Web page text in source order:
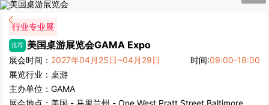
行业专业展
推荐 美国桌游展览会GAMA Expo
展会时间： 2027年04月25日~04月29日 时间:09:00-18:00
展览行业： 桌游
主办单位： GAMA
展会地点： 美国 - 马里兰州 - One West Pratt Street Baltimore,